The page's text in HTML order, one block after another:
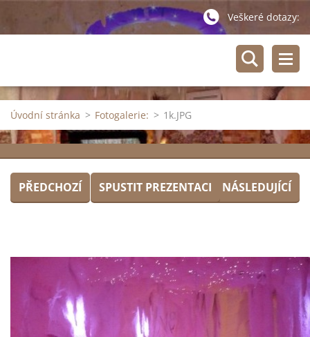
Veškeré dotazy:
Úvodní stránka > Fotogalerie: > 1k.JPG
PŘEDCHOZÍ SPUSTIT PREZENTACI NÁSLEDUJÍCÍ